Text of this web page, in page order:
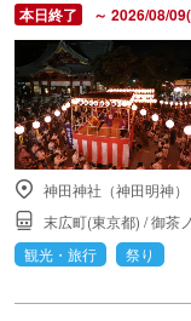
～ 2026/08/09(日) 前
神田神社（神田明神）
末広町(東京都) /御茶
観光・旅行
祭り